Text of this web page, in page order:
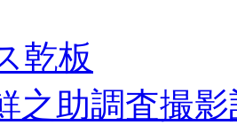
乾板
之助調査撮